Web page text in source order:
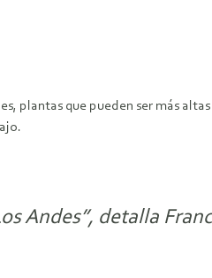
plantas que pueden ser más
Andes”, detalla